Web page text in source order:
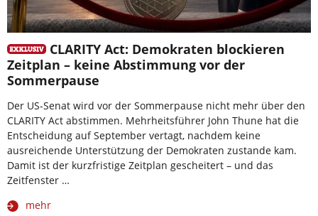
CLARITY Act: Demokraten blockieren
Zeitplan – keine Abstimmung vor der
Sommerpause
Der US-Senat wird vor der Sommerpause nicht mehr über den
CLARITY Act abstimmen. Mehrheitsführer John Thune hat die
Entscheidung auf September vertagt, nachdem keine
ausreichende Unterstützung der Demokraten zustande kam.
Damit ist der kurzfristige Zeitplan gescheitert – und das
Zeitfenster …
mehr